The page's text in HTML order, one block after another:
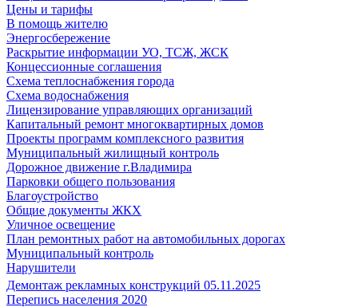
Цены и тарифы
В помощь жителю
Энергосбережение
Раскрытие информации УО, ТСЖ, ЖСК
Концессионные соглашения
Схема теплоснабжения города
Схема водоснабжения
Лицензирование управляющих организаций
Капитальный ремонт многоквартирных домов
Проекты программ комплексного развития
Муниципальный жилищный контроль
Дорожное движение г.Владимира
Парковки общего пользования
Благоустройство
Общие документы ЖКХ
Уличное освещение
План ремонтных работ на автомобильных дорогах
Муниципальный контроль
Нарушители
Демонтаж рекламных конструкций 05.11.2025
Перепись населения 2020